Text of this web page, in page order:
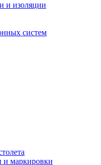
и изоляции
систем
и маркировки